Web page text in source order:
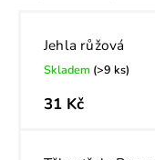
Jehla růžová
Skladem (>9 ks)
31 Kč